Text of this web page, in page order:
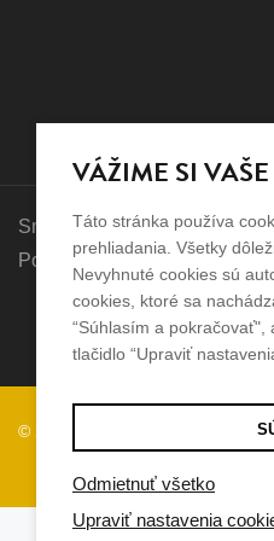
Sme rodinná firma a
Pozrite sa na naše ďaľšie
© 2026 od
VÁŽIME SI
Táto stránka používa
prehliadania. Všetky
Nevyhnuté cookies sú
cookies, ktoré sa
“Súhlasím a pokračovať",
tlačidlo “Upraviť
Odmietnuť všetko
Upraviť nastavenia